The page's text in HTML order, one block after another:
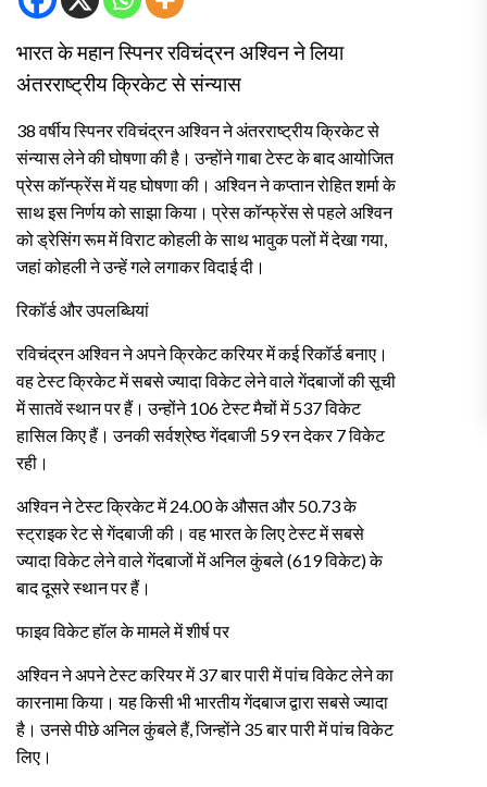
भारत के महान स्पिनर रविचंद्रन अश्विन ने लिया
अंतरराष्ट्रीय क्रिकेट से संन्यास
38 वर्षीय स्पिनर रविचंद्रन अश्विन ने अंतरराष्ट्रीय क्रिकेट से
संन्यास लेने की घोषणा की है। उन्होंने गाबा टेस्ट के बाद आयोजित
प्रेस कॉन्फ्रेंस में यह घोषणा की। अश्विन ने कप्तान रोहित शर्मा के
साथ इस निर्णय को साझा किया। प्रेस कॉन्फ्रेंस से पहले अश्विन
को ड्रेसिंग रूम में विराट कोहली के साथ भावुक पलों में देखा गया,
जहां कोहली ने उन्हें गले लगाकर विदाई दी।
रिकॉर्ड और उपलब्धियां
रविचंद्रन अश्विन ने अपने क्रिकेट करियर में कई रिकॉर्ड बनाए।
वह टेस्ट क्रिकेट में सबसे ज्यादा विकेट लेने वाले गेंदबाजों की सूची
में सातवें स्थान पर हैं। उन्होंने 106 टेस्ट मैचों में 537 विकेट
हासिल किए हैं। उनकी सर्वश्रेष्ठ गेंदबाजी 59 रन देकर 7 विकेट
रही।
अश्विन ने टेस्ट क्रिकेट में 24.00 के औसत और 50.73 के
स्ट्राइक रेट से गेंदबाजी की। वह भारत के लिए टेस्ट में सबसे
ज्यादा विकेट लेने वाले गेंदबाजों में अनिल कुंबले (619 विकेट) के
बाद दूसरे स्थान पर हैं।
फाइव विकेट हॉल के मामले में शीर्ष पर
अश्विन ने अपने टेस्ट करियर में 37 बार पारी में पांच विकेट लेने का
कारनामा किया। यह किसी भी भारतीय गेंदबाज द्वारा सबसे ज्यादा
है। उनसे पीछे अनिल कुंबले हैं, जिन्होंने 35 बार पारी में पांच विकेट
लिए।